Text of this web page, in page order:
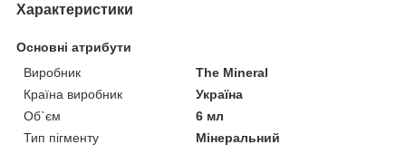
Характеристики
Основні атрибути
Виробник
The Mineral
Країна виробник
Україна
Об`єм
6 мл
Тип пігменту
Мінеральний